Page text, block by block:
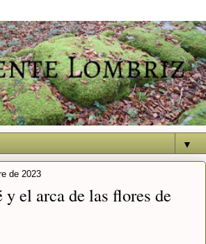
▼
de 2023
y el arca de las flores de